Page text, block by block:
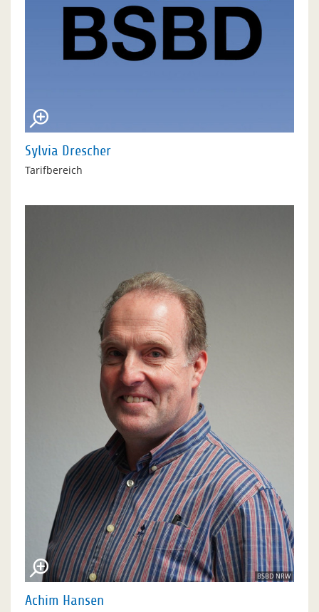
Sylvia Drescher
Tarifbereich
BSBD NRW
Achim Hansen